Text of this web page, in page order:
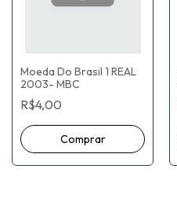
Moeda Do Brasil 1 REAL
2003- MBC
R$4,00